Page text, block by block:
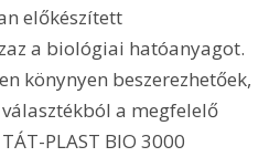
előkészített
a biológiai hatóanyagot.
könynyen beszerezhetőek,
a megfelelő
PLAST BIO 3000